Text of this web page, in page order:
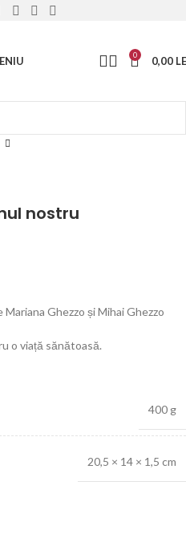
0 0,00
nostru
Ghezzo și Mihai Ghezzo
o viață sănătoasă.
400 g
20,5 × 14 × 1,5 cm